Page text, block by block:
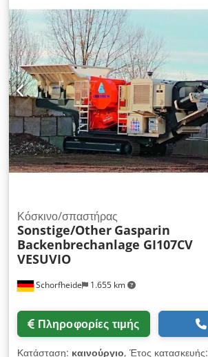
Schorfheide 1.655 km
Κόσκινο/σπαστήρας
Sonstige/Other Gasparin
Backenbrechanlage GI107CV
VESUVIO
Πληροφορίες τιμής
Κατάσταση: καινούργιο, Έτος κατασκευής: